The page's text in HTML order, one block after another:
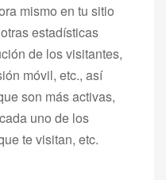
mismo en tu sitio
estadísticas
de los visitantes,
móvil, etc., así
son más activas,
uno de los
te visitan, etc.